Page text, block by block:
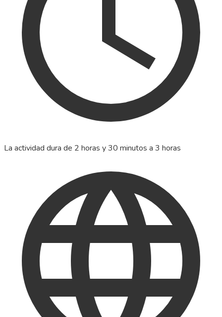
La actividad dura de 2 horas y 30 minutos a 3 horas